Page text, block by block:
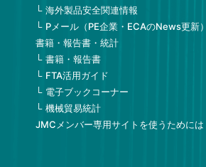
海外製品安全関連情報
Pメール（PE企業・ECAのNews更新）
書籍・報告書・統計
書籍・報告書
FTA活用ガイド
電子ブックコーナー
機械貿易統計
JMCメンバー専用サイトを使うためには